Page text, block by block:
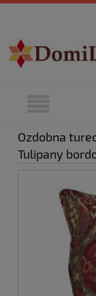
Ozdobna
Tulipany